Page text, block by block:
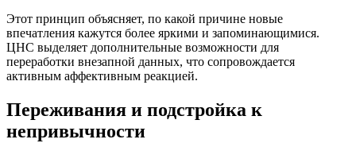
Этот принцип объясняет, по какой причине новые
впечатления кажутся более яркими и запоминающимися.
ЦНС выделяет дополнительные возможности для
переработки внезапной данных, что сопровождается
активным аффективным реакцией.
Переживания и подстройка к
непривычности